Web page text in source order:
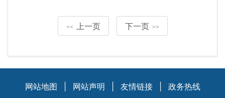
<< 上一页 下一页 >>
网站地图 网站声明 友情链接 政务热线